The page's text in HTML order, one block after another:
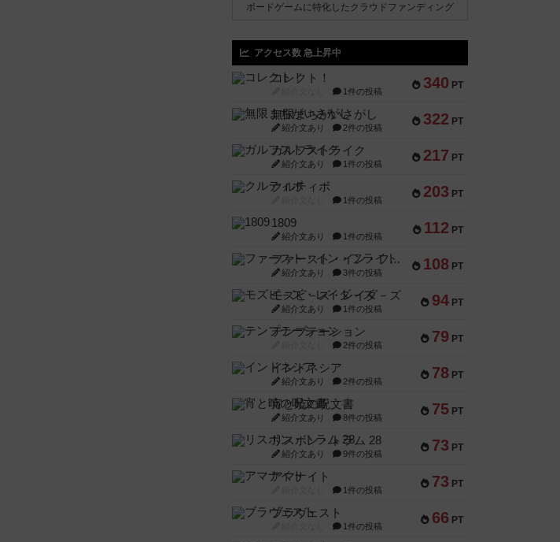
ボードゲームに特化したクラウドファンディング
アクセス数 急上昇中
340 PT
コレクト！
1件の投稿
322 PT
無限まちがいさがし
紹介文あり 2件の投稿
217 PT
ガルフストライク
紹介文あり 1件の投稿
203 PT
クルティボ
1件の投稿
112 PT
1809
紹介文あり 1件の投稿
108 PT
ファースト・イン・フライト
紹介文あり 3件の投稿
94 PT
モズビ－ズ・レイダ－ズ
紹介文あり 1件の投稿
79 PT
テンプテーション
2件の投稿
78 PT
インドネシア
紹介文あり 2件の投稿
75 PT
宵と暁の呪文書
紹介文あり 8件の投稿
73 PT
リスボン・トラム 28
紹介文あり 9件の投稿
73 PT
アマナイト
1件の投稿
66 PT
ブラヴェスト
1件の投稿